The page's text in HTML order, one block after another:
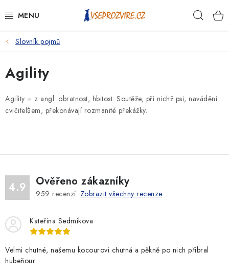
na
PSI
KOČKY
KONĚ
NA NEMOCI
KRÁLÍCI/HLODAVCI/PTÁCI
SLEVY
ZNAČKY
Slovník pojmů
Agility
Agility = z angl. obratnost, hbitost. Soutěže, při nichž psi, naváděni
cvičitel$em, překonávají rozmanité překážky.
4.9 Ověřeno zákazníky
959 recenzí. Zobrazit všechny recenze
Kateřina Sedmikova
Velmi chutné, našemu kocourovi chutná a pěkně po nich přibral
hubeňour.